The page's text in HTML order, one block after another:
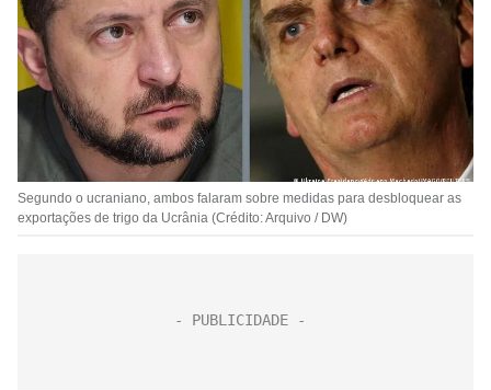
Segundo o ucraniano, ambos falaram sobre medidas para desbloquear as
exportações de trigo da Ucrânia (Crédito: Arquivo / DW)